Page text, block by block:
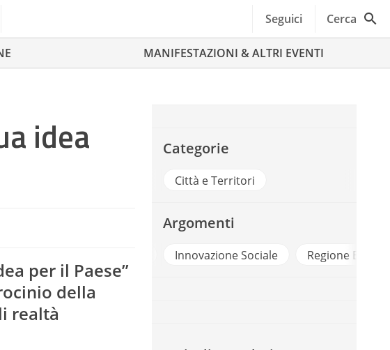
Seguici Cerca
MANIFESTAZIONI & ALTRI EVENTI
idea
per il Paese”
della
realtà
Categorie
Città e Territori
Argomenti
Innovazione Sociale Regione Emilia